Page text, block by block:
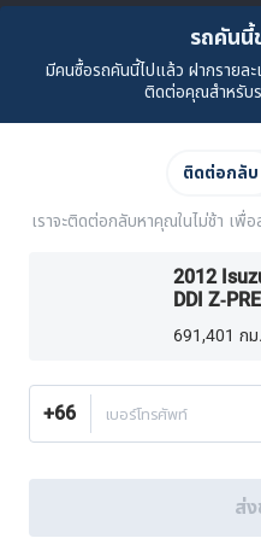
รถคันนี้
มีคนซื้อรถคันนี้ไปแล้ว ฝากรายล
ติดต่อคุณสำหรับ
ติดต่อกลับ
เราจะติดต่อกลับหาคุณในไม่ช้า เ
2012 Isuzu D-MAX
691,401 ก
+66 เบอร์โทรศัพท์
ส่
คำถามที่พบบ่อย
ติดต่อเรา
ที่ตั้งของเรา
เรื่องราวของเรา
ซื้อรถจาก CARSOME
บทความ
การแจ้งเบาะแส
ร่วมงานกับเรา
Partner Websites
หรือโทร 02-026-1188
ประเทศไทย
© 2016-2025 CARSOME